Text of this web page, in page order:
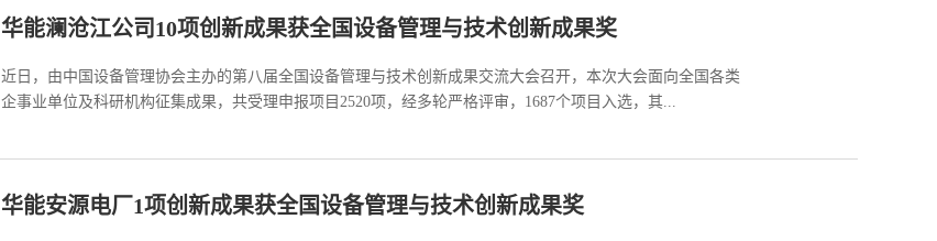
华能澜沧江公司10项创新成果获全国设备管理与技术创新成果奖
近日，由中国设备管理协会主办的第八届全国设备管理与技术创新成果交流大会召开，本次大会面向全国各类
企事业单位及科研机构征集成果，共受理申报项目2520项，经多轮严格评审，1687个项目入选，其...
华能安源电厂1项创新成果获全国设备管理与技术创新成果奖